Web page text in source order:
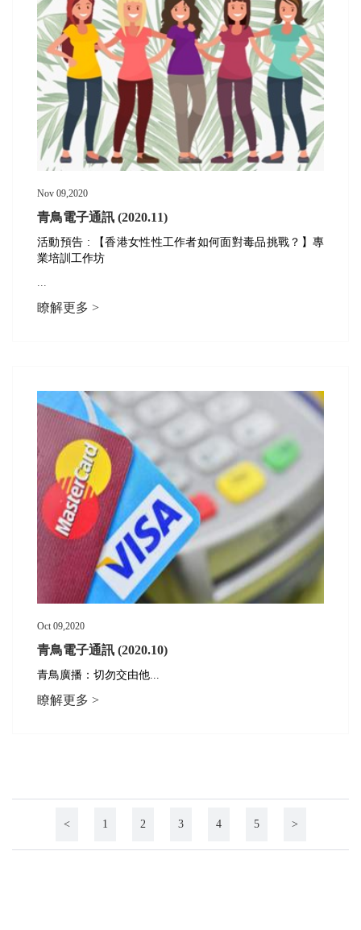
Nov 09,2020
青鳥電子通訊 (2020.11)
活動預告 : 【香港女性性工作者如何面對毒品挑戰？】專
業培訓工作坊
瞭解更多 >
Oct 09,2020
青鳥電子通訊 (2020.10)
青鳥廣播： 切勿交由他...
瞭解更多 >
< 1 2 3 4 5 >